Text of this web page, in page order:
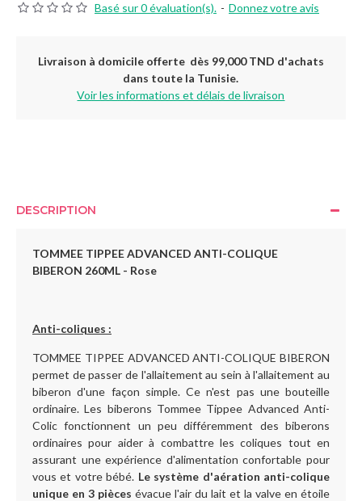
Basé sur 0 évaluation(s). - Donnez votre avis
Livraison à domicile offerte dès 99,000 TND d'achats
dans toute la Tunisie.
Voir les informations et délais de livraison
DESCRIPTION
TOMMEE TIPPEE ADVANCED ANTI-COLIQUE
BIBERON 260ML - Rose
Anti-coliques :
TOMMEE TIPPEE ADVANCED ANTI-COLIQUE BIBERON
permet de passer de l'allaitement au sein à l'allaitement au
biberon d'une façon simple. Ce n'est pas une bouteille
ordinaire. Les biberons Tommee Tippee Advanced Anti-
Colic fonctionnent un peu différemment des biberons
ordinaires pour aider à combattre les coliques tout en
assurant une expérience d'alimentation confortable pour
vous et votre bébé. Le système d'aération anti-colique
unique en 3 pièces évacue l'air du lait et la valve en étoile